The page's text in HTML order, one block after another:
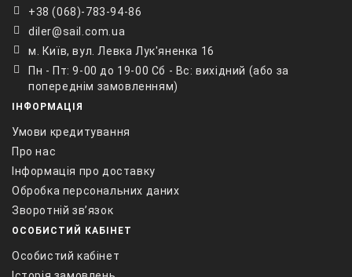
+38 (068)-783-94-86
diler@sail.com.ua
м. Київ, вул. Левка Лук'яненка 16
Пн - Пт: 9-00 до 19-00 Сб - Вс: вихідний (або за
попереднім замовленням)
ІНФОРМАЦІЯ
Умови кредитування
Про нас
Інформація про доставку
Обробка персональних даних
Зворотній зв’язок
ОСОБИСТИЙ КАБІНЕТ
Особистий кабінет